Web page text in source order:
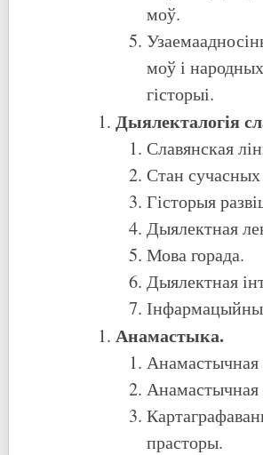
моў.
моў і
гісторыі.
Дыялекталогія
Славянская
Стан сучасных
Гісторыя
Дыялектная
Мова горада.
Дыялектная
Анамастыка.
Анамастычная
Анамастычная
прасторы.